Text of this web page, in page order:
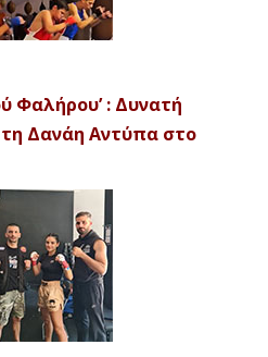
Φαλήρου’ : Δυνατή
τη Δανάη Αντύπα στο